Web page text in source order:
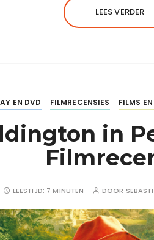
LEES VERDER
EN DVD FILMRECENSIES FILMS
in
LEESTIJD: 7 MINUTEN DOOR